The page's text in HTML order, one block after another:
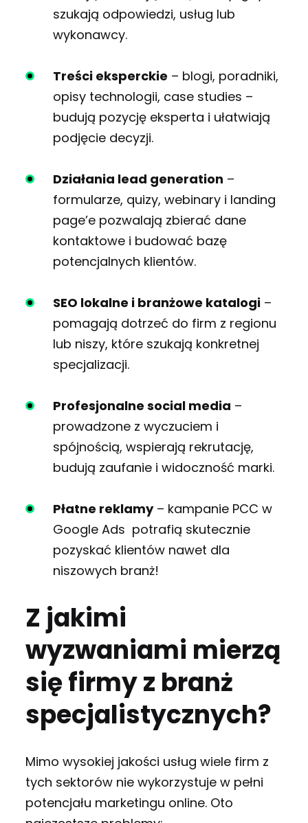
szukają odpowiedzi, usług lub
wykonawcy.
Treści eksperckie – blogi, poradniki,
opisy technologii, case studies –
budują pozycję eksperta i ułatwiają
podjęcie decyzji.
Działania lead generation –
formularze, quizy, webinary i landing
page’e pozwalają zbierać dane
kontaktowe i budować bazę
potencjalnych klientów.
SEO lokalne i branżowe katalogi –
pomagają dotrzeć do firm z regionu
lub niszy, które szukają konkretnej
specjalizacji.
Profesjonalne social media –
prowadzone z wyczuciem i
spójnością, wspierają rekrutację,
budują zaufanie i widoczność marki.
Płatne reklamy– kampanie PCC w
Google Ads potrafią skutecznie
pozyskać klientów nawet dla
niszowych branż!
Z jakimi
wyzwaniami mierzą
się firmy z branż
specjalistycznych?
Mimo wysokiej jakości usług wiele firm z
tych sektorów nie wykorzystuje w pełni
potencjału marketingu online. Oto